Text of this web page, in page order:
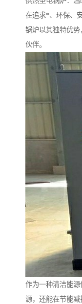
在追求*、环保、
锅炉以其独特优
伙伴。
作为一种清洁能
源，还能在节能